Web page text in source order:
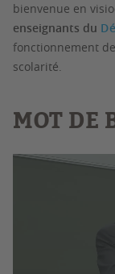
bienvenue en
enseignants du
fonctionnement
scolarité.
MOT DE